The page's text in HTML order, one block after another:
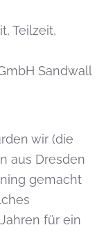
Teilzeit,
Sandwall
wir (die
aus Dresden
gemacht
für ein